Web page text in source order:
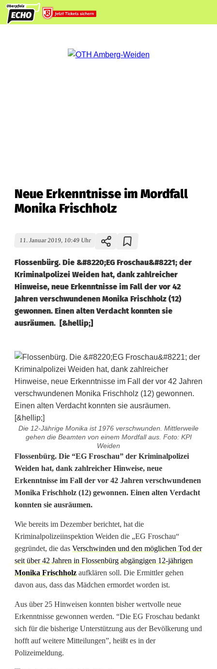
Neue Erkenntnisse im Mordfall
Monika Frischholz
11. Januar 2019, 10:49 Uhr
Flossenbürg. Die &#8220;EG Froschau&#8221; der
Kriminalpolizei Weiden hat, dank zahlreicher
Hinweise, neue Erkenntnisse im Fall der vor 42
Jahren verschwundenen Monika Frischholz (12)
gewonnen. Einen alten Verdacht konnten sie
ausräumen. [&hellip;]
Die 12-Jährige Monika ist 1976 verschwunden. Mittlerweile
gehen die Beamten von einem Mordfall aus. Foto: KPI
Weiden
N
e
u
E
r
k
e
n
n
t
Flossenbürg. Die “EG Froschau” der Kriminalpolizei
Weiden hat, dank zahlreicher Hinweise, neue
Erkenntnisse im Fall der vor 42 Jahren verschwundenen
Monika Frischholz (12) gewonnen. Einen alten Verdacht
konnten sie ausräumen.
Wie bereits im Dezember berichtet, hat die
Kriminalpolizeiinspektion Weiden die „EG Froschau“
gegründet, die das Verschwinden und den möglichen Tod der
seit über 42 Jahren in Flossenbürg abgängigen 12-jährigen
Monika Frischholz aufklären soll. Die Ermittler gehen
davon aus, dass das Mädchen ermordet worden ist.
Aus über 25 Hinweisen konnten bisher wertvolle neue
Erkenntnisse gewonnen werden. “Die EG Froschau bedankt
sich für die bisherige Unterstützung aus der Bevölkerung und
hofft auf weitere Mitteilungen”, heißt es in der
Polizeimeldung.